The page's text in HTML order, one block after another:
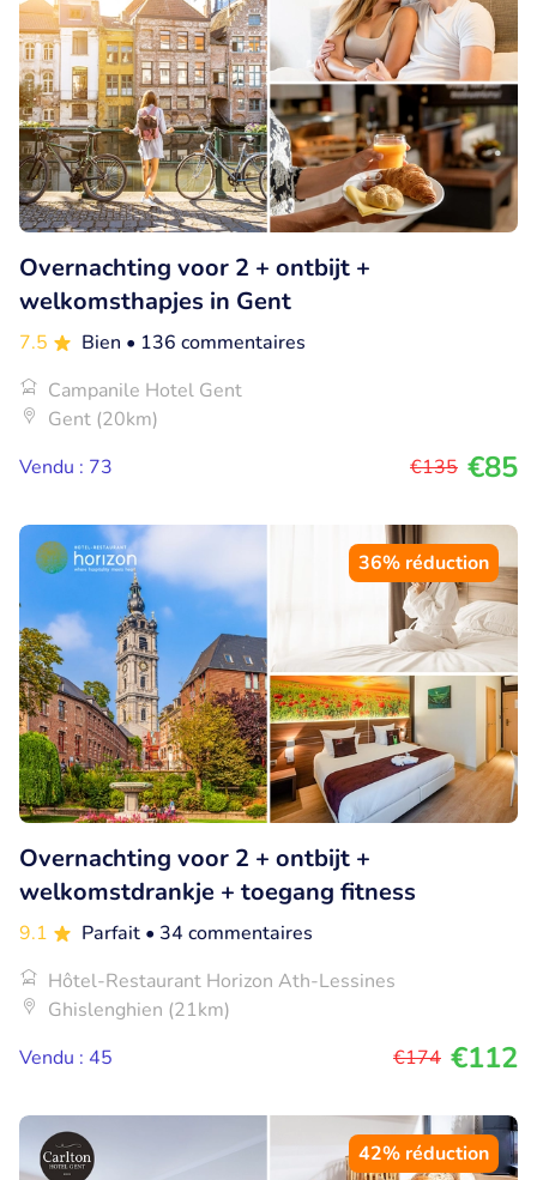
Overnachting voor 2 + ontbijt +
welkomsthapjes in Gent
7.5 Bien • 136 commentaires
Campanile Hotel Gent
Gent (20km)
Vendu : 73
€135 €85
36% réduction
Overnachting voor 2 + ontbijt +
welkomstdrankje + toegang fitness
9.1 Parfait • 34 commentaires
Hôtel-Restaurant Horizon Ath-Lessines
Ghislenghien (21km)
Vendu : 45
€174 €112
42% réduction